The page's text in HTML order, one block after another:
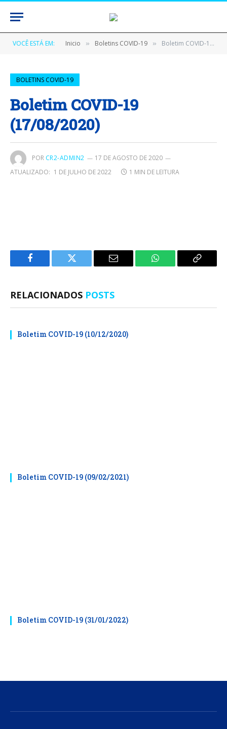
VOCÊ ESTÁ EM: Inicio » Boletins COVID-19 » Boletim COVID-19 (17/08/2020)
BOLETINS COVID-19
Boletim COVID-19
(17/08/2020)
POR CR2-ADMIN2
17 DE AGOSTO DE 2020
ATUALIZADO: 1 DE JULHO DE 2022 1 MIN DE LEITURA
Facebook Twitter
E-
WhatsApp Copiar
RELACIONADOS POSTS
Boletim COVID-19 (10/12/2020)
Boletim COVID-19 (09/02/2021)
Boletim COVID-19 (31/01/2022)